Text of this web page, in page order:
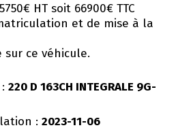
HT soit 66900€ TTC
et de mise à la
sur ce véhicule.
220 D 163CH INTEGRALE 9G-
: 2023-11-06